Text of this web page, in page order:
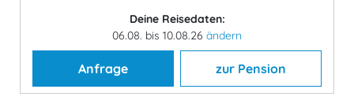
Deine Reisedaten:
06.08. bis 10.08.26 ändern
Anfrage zur Pension